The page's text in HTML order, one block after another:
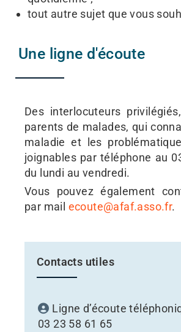
tout autre sujet que vous
Une ligne d'écoute
Des interlocuteurs
parents de malades, qui
maladie et les
joignables par téléphone au
du lundi au vendredi.
Vous pouvez également
par mail ecoute@afaf.asso.fr.
Contacts utiles
Ligne d’écoute
03 23 58 61 65